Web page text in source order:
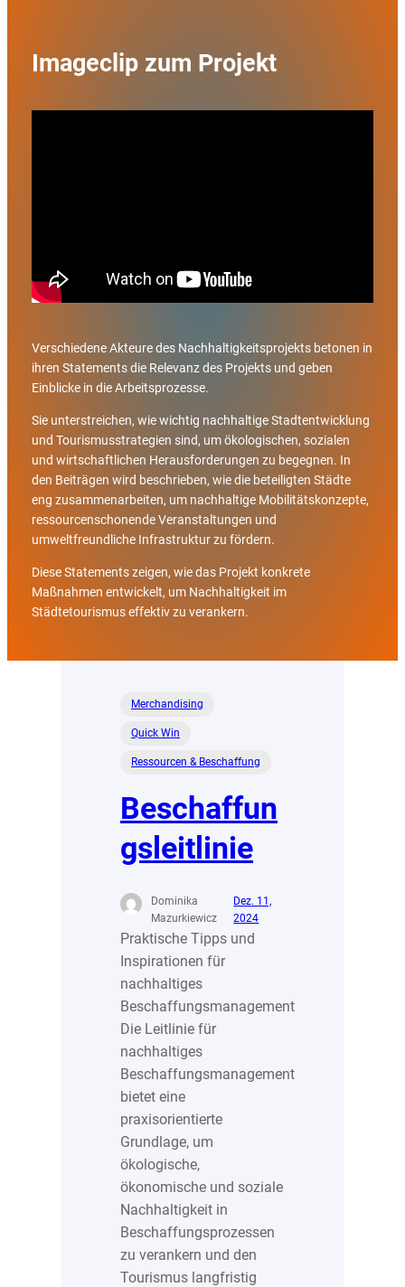
Imageclip zum Projekt
Verschiedene Akteure des Nachhaltigkeitsprojekts betonen in
ihren Statements die Relevanz des Projekts und geben
Einblicke in die Arbeitsprozesse.
Sie unterstreichen, wie wichtig nachhaltige Stadtentwicklung
und Tourismusstrategien sind, um ökologischen, sozialen
und wirtschaftlichen Herausforderungen zu begegnen. In
den Beiträgen wird beschrieben, wie die beteiligten Städte
eng zusammenarbeiten, um nachhaltige Mobilitätskonzepte,
ressourcenschonende Veranstaltungen und
umweltfreundliche Infrastruktur zu fördern.
Diese Statements zeigen, wie das Projekt konkrete
Maßnahmen entwickelt, um Nachhaltigkeit im
Städtetourismus effektiv zu verankern.
Merchandising
Quick Win
Ressourcen & Beschaffung
Beschaffun
gsleitlinie
Dominika
Mazurkiewicz
Dez. 11,
2024
Praktische Tipps und
Inspirationen für
nachhaltiges
Beschaffungsmanagement
Die Leitlinie für
nachhaltiges
Beschaffungsmanagement
bietet eine
praxisorientierte
Grundlage, um
ökologische,
ökonomische und soziale
Nachhaltigkeit in
Beschaffungsprozessen
zu verankern und den
Tourismus langfristig